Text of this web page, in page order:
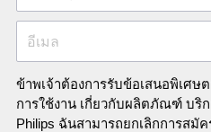
อีเมล
ข้าพเจ้าต้องการรับข้อเสนอพิเศ
การใช้งาน เกี่ยวกับผลิตภัณฑ์ บริ
Philips ฉันสามารถยกเลิกการสมัค